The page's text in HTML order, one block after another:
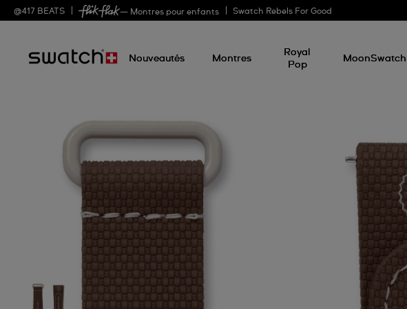
@417 BEATS — Montres pour enfants Swatch Rebels For Good
Nouveautés Montres
Royal
Pop
MoonSwatch